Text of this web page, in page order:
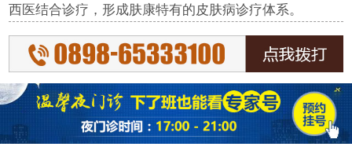
西医结合诊疗，形成肤康特有的皮肤病诊疗体系。